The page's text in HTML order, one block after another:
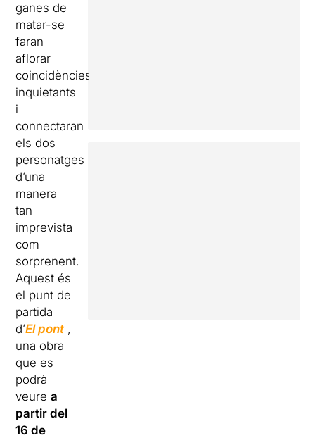
ganes de
matar-se
faran
aflorar
coincidències
inquietants
i
connectaran
els dos
personatges
d’una
manera
tan
imprevista
com
sorprenent.
Aquest és
el punt de
partida
d’El pont,
una obra
que es
podrà
veurea
partir del
16 de